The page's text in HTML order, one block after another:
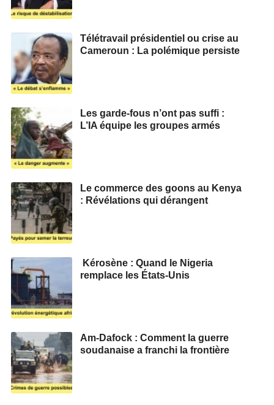
Télétravail présidentiel ou crise au
Cameroun : La polémique persiste
Les garde-fous n’ont pas suffi :
L’IA équipe les groupes armés
Le commerce des goons au Kenya
: Révélations qui dérangent
Kérosène : Quand le Nigeria
remplace les États-Unis
Am-Dafock : Comment la guerre
soudanaise a franchi la frontière